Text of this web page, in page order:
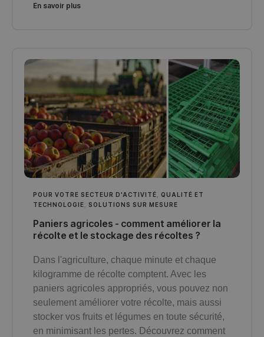
En savoir plus
POUR VOTRE SECTEUR D'ACTIVITÉ
QUALITÉ ET
TECHNOLOGIE
SOLUTIONS SUR MESURE
Paniers agricoles - comment améliorer la
récolte et le stockage des récoltes ?
Dans l'agriculture, chaque minute et chaque
kilogramme de récolte comptent. Avec les
paniers agricoles appropriés, vous pouvez non
seulement améliorer votre récolte, mais aussi
stocker vos fruits et légumes en toute sécurité,
en minimisant les pertes. Découvrez comment